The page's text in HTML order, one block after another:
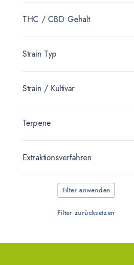
Cannamedical
canymed
Dopiopharm
Drapalin Pharmaceuticals
enua Pharma
Four 20 Pharma
GROW
THC / CBD Gehalt
Strain Typ
Strain / Kultivar
Terpene
Extraktionsverfahren
Filter anwenden
Filter zurücksetzen